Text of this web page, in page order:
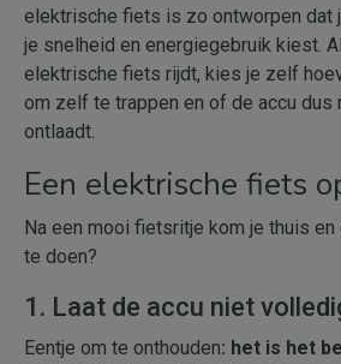
elektrische fiets is zo ontworpen dat
je snelheid en energiegebruik kiest.
elektrische fiets rijdt, kies je zelf
om zelf te trappen en of de accu dus
ontlaadt.
Een elektrische fiets
Na een mooi fietsritje kom je thuis
te doen?
1. Laat de accu niet
Eentje om te onthouden: het is het